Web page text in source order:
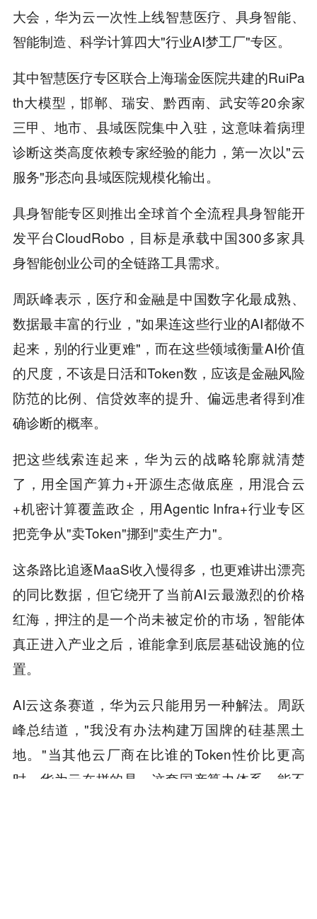
大会，华为云一次性上线智慧医疗、具身智能、
智能制造、科学计算四大"行业AI梦工厂"专区。
其中智慧医疗专区联合上海瑞金医院共建的RuiPa
th大模型，邯郸、瑞安、黔西南、武安等20余家
三甲、地市、县域医院集中入驻，这意味着病理
诊断这类高度依赖专家经验的能力，第一次以"云
服务"形态向县域医院规模化输出。
具身智能专区则推出全球首个全流程具身智能开
发平台CloudRobo，目标是承载中国300多家具
身智能创业公司的全链路工具需求。
周跃峰表示，医疗和金融是中国数字化最成熟、
数据最丰富的行业，"如果连这些行业的AI都做不
起来，别的行业更难"，而在这些领域衡量AI价值
的尺度，不该是日活和Token数，应该是金融风险
防范的比例、信贷效率的提升、偏远患者得到准
确诊断的概率。
把这些线索连起来，华为云的战略轮廓就清楚
了，用全国产算力+开源生态做底座，用混合云
+机密计算覆盖政企，用Agentic Infra+行业专区
把竞争从"卖Token"挪到"卖生产力"。
这条路比追逐MaaS收入慢得多，也更难讲出漂亮
的同比数据，但它绕开了当前AI云最激烈的价格
红海，押注的是一个尚未被定价的市场，智能体
真正进入产业之后，谁能拿到底层基础设施的位
置。
AI云这条赛道，华为云只能用另一种解法。周跃
峰总结道，"我没有办法构建万国牌的硅基黑土
地。"当其他云厂商在比谁的Token性价比更高
时，华为云在拼的是，这套国产算力体系，能不